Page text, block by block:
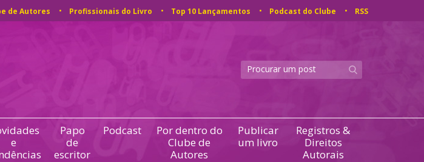
de Autores Profissionais do Livro Top 10 Lançamentos Podcast do Clube RSS
e
Papo
de
escritor
Podcast
Por dentro do
Clube de
Autores
Publicar
um livro
Registros &
Direitos
Autorais